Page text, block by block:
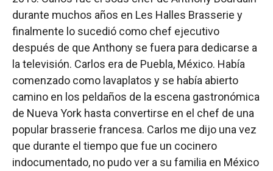
durante muchos años en Les Halles Brasserie y
finalmente lo sucedió como chef ejecutivo
después de que Anthony se fuera para dedicarse a
la televisión. Carlos era de Puebla, México. Había
comenzado como lavaplatos y se había abierto
camino en los peldaños de la escena gastronómica
de Nueva York hasta convertirse en el chef de una
popular brasserie francesa. Carlos me dijo una vez
que durante el tiempo que fue un cocinero
indocumentado, no pudo ver a su familia en México